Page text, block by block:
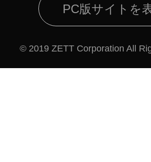
PC版サイトを
© 2019 ZETT Corporation All